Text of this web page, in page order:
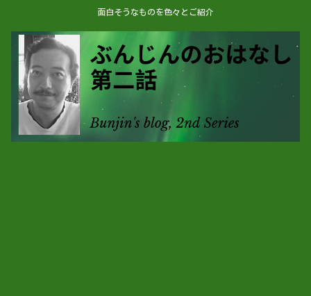
面白そうなものを色々とご紹介